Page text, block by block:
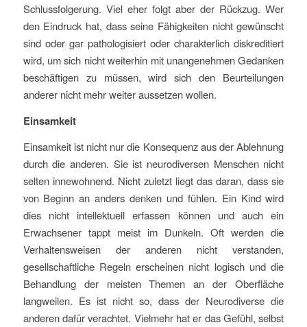
Schlussfolgerung. Viel eher folgt aber der Rückzug. Wer
den Eindruck hat, dass seine Fähigkeiten nicht gewünscht
sind oder gar pathologisiert oder charakterlich diskreditiert
wird, um sich nicht weiterhin mit unangenehmen Gedanken
beschäftigen zu müssen, wird sich den Beurteilungen
anderer nicht mehr weiter aussetzen wollen.
Einsamkeit
Einsamkeit ist nicht nur die Konsequenz aus der Ablehnung
durch die anderen. Sie ist neurodiversen Menschen nicht
selten innewohnend. Nicht zuletzt liegt das daran, dass sie
von Beginn an anders denken und fühlen. Ein Kind wird
dies nicht intellektuell erfassen können und auch ein
Erwachsener tappt meist im Dunkeln. Oft werden die
Verhaltensweisen der anderen nicht verstanden,
gesellschaftliche Regeln erscheinen nicht logisch und die
Behandlung der meisten Themen an der Oberfläche
langweilen. Es ist nicht so, dass der Neurodiverse die
anderen dafür verachtet. Vielmehr hat er das Gefühl, selbst